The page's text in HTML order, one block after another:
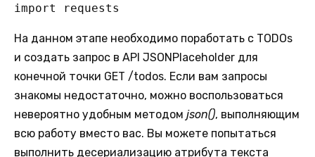
import requests
На данном этапе необходимо поработать с TODOs
и создать запрос в API JSONPlaceholder для
конечной точки GET /todos. Если вам запросы
знакомы недостаточно, можно воспользоваться
невероятно удобным методом json(), выполняющим
всю работу вместо вас. Вы можете попытаться
выполнить десериализацию атрибута текста